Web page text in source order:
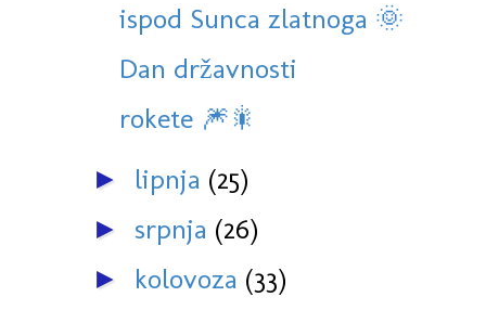
ispod Sunca zlatnoga 🌞
Dan državnosti
rokete 🎆🎇
► lipnja (25)
► srpnja (26)
► kolovoza (33)